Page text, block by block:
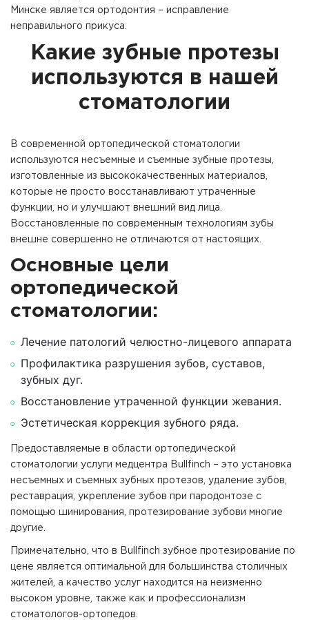
Минске является ортодонтия – исправление
неправильного прикуса.
Какие зубные протезы
используются в нашей
стоматологии
В современной ортопедической стоматологии
используются несъемные и съемные зубные протезы,
изготовленные из высококачественных материалов,
которые не просто восстанавливают утраченные
функции, но и улучшают внешний вид лица.
Восстановленные по современным технологиям зубы
внешне совершенно не отличаются от настоящих.
Основные цели
ортопедической
стоматологии:
Лечение патологий челюстно-лицевого аппарата
Профилактика разрушения зубов, суставов,
зубных дуг.
Восстановление утраченной функции жевания.
Эстетическая коррекция зубного ряда.
Предоставляемые в области ортопедической
стоматологии услуги медцентра Bullfinch – это установка
несъемных и съемных зубных протезов, удаление зубов,
реставрация, укрепление зубов при пародонтозе с
помощью шинирования, протезирование зубови многие
другие.
Примечательно, что в Bullfinch зубное протезирование по
цене является оптимальной для большинства столичных
жителей, а качество услуг находится на неизменно
высоком уровне, также как и профессионализм
стоматологов-ортопедов.